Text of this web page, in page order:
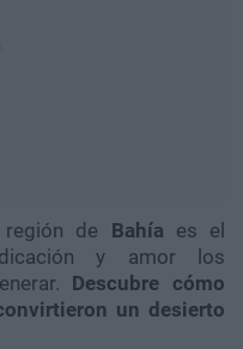
de Bahía es el
y amor los
Descubre cómo
un desierto